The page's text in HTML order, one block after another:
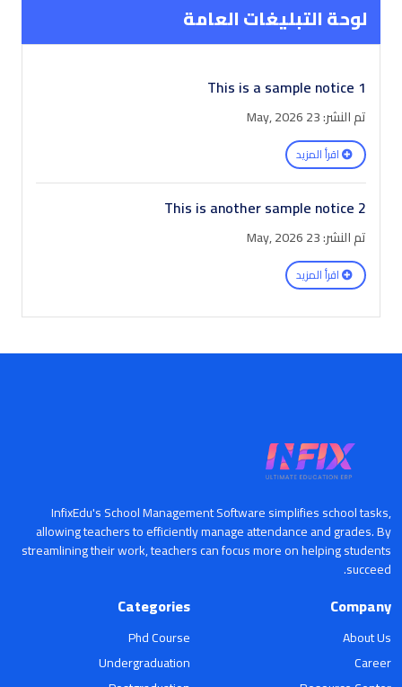
لوحة التبليغات العامة
This is a sample notice 1
تم النشر: 23 May, 2026
اقرأ المزيد
This is another sample notice 2
تم النشر: 23 May, 2026
اقرأ المزيد
InfixEdu's School Management Software simplifies school tasks,
allowing teachers to efficiently manage attendance and grades. By
streamlining their work, teachers can focus more on helping students
succeed.
Company
About Us
Career
Categories
Phd Course
Undergraduation